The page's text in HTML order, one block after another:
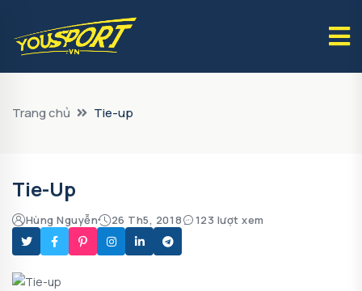
Trang chủ Tie-up
Tie-Up
Hùng Nguyễn 26 Th5, 2018 123 lượt xem